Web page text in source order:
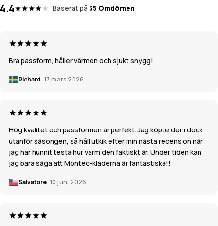
4.4 Baserat på 35 Omdömen
Bra passform, håller värmen och sjukt snygg!
Richard 17 mars 2026
Hög kvalitet och passformen är perfekt. Jag köpte dem dock
utanför säsongen, så håll utkik efter min nästa recension när
jag har hunnit testa hur varm den faktiskt är. Under tiden kan
jag bara säga att Montec-kläderna är fantastiska!!
Salvatore 10 juni 2026